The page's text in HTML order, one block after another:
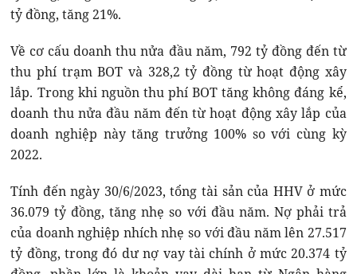
tỷ đồng, tăng 21%.
Về cơ cấu doanh thu nửa đầu năm, 792 tỷ đồng đến từ
thu phí trạm BOT và 328,2 tỷ đồng từ hoạt động xây
lắp. Trong khi nguồn thu phí BOT tăng không đáng kể,
doanh thu nửa đầu năm đến từ hoạt động xây lắp của
doanh nghiệp này tăng trưởng 100% so với cùng kỳ
2022.
Tính đến ngày 30/6/2023, tổng tài sản của HHV ở mức
36.079 tỷ đồng, tăng nhẹ so với đầu năm. Nợ phải trả
của doanh nghiệp nhích nhẹ so với đầu năm lên 27.517
tỷ đồng, trong đó dư nợ vay tài chính ở mức 20.374 tỷ